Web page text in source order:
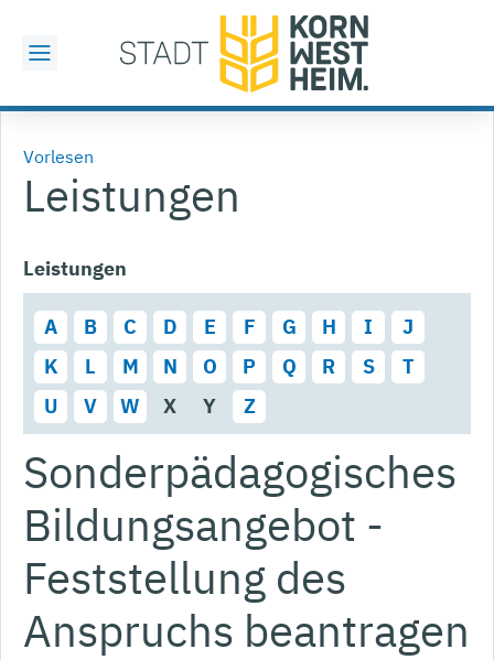
Vorlesen
Leistungen
Leistungen
A B C D E F G H I
J
K
L M N O P Q R S
T
U
V W X Y Z
Sonderpädagogisches
Bildungsangebot -
Feststellung des
Anspruchs beantragen